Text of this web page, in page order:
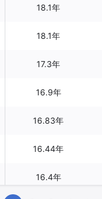
18.1年
18.1年
17.3年
16.9年
16.83年
16.44年
16.4年